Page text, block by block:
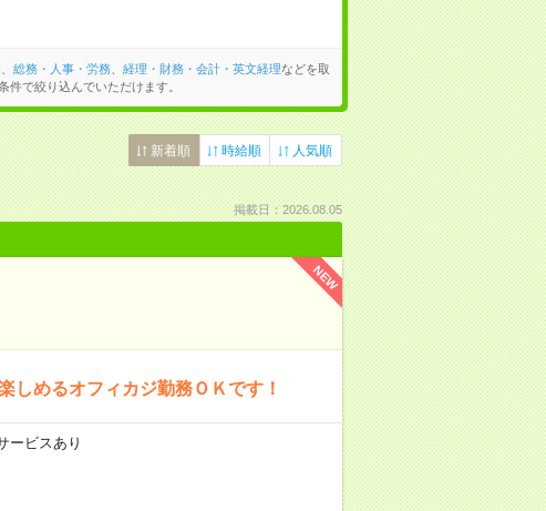
、 総務・人事・労務、 経理・財務・会計・英文経理などを取
件で絞り込んでいただけます。
新着順 時給順 人気順
掲載日：2026.08.05
NEW
しめるオフィカジ勤務ＯＫです！
ービスあり